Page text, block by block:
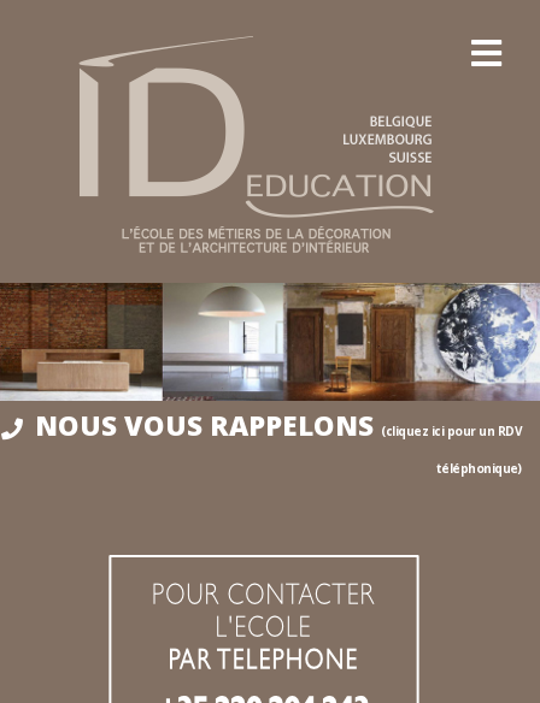
NOUS VOUS RAPPELONS (cliquez ici pour un RDV
téléphonique)